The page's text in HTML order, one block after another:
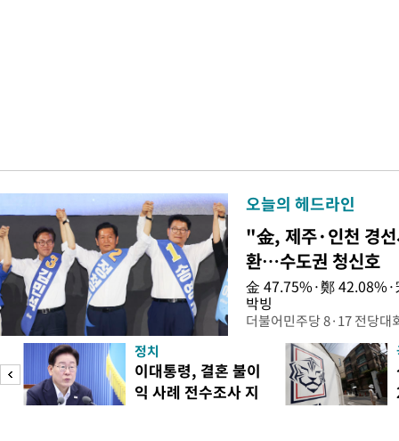
오늘의 헤드라인
"金, 제주·인천 경
환…수도권 청신호
金 47.75%·鄭
박빙
더불어민주당 8·17 전당대
인천 권리당원 투표에서
난주 첫 주말 순회경선에서
경남에서는 정청래 후보가
앙당 선관위원장은 8일 제
정치
이대통령, 결혼 불이
익 사례 전수조사 지